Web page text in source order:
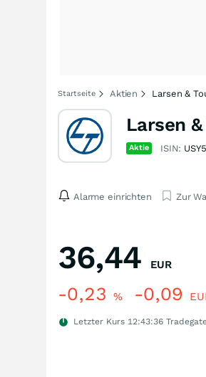
Startseite Aktien Larsen &
Larsen
Aktie ISIN:
Alarme einrichten Zur
36,44 EUR
-0,23 % -0,09
Letzter Kurs 12:43:36